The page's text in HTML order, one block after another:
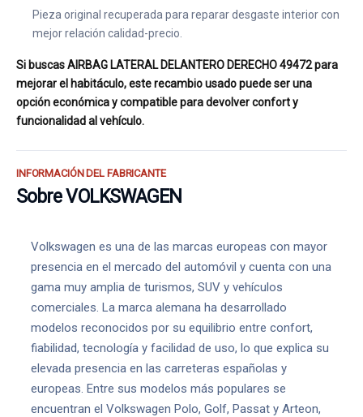
Pieza original recuperada para reparar desgaste interior con
mejor relación calidad-precio.
Si buscas AIRBAG LATERAL DELANTERO DERECHO 49472 para
mejorar el habitáculo, este recambio usado puede ser una
opción económica y compatible para devolver confort y
funcionalidad al vehículo.
INFORMACIÓN DEL FABRICANTE
Sobre VOLKSWAGEN
Volkswagen es una de las marcas europeas con mayor
presencia en el mercado del automóvil y cuenta con una
gama muy amplia de turismos, SUV y vehículos
comerciales. La marca alemana ha desarrollado
modelos reconocidos por su equilibrio entre confort,
fiabilidad, tecnología y facilidad de uso, lo que explica su
elevada presencia en las carreteras españolas y
europeas. Entre sus modelos más populares se
encuentran el Volkswagen Polo, Golf, Passat y Arteon,